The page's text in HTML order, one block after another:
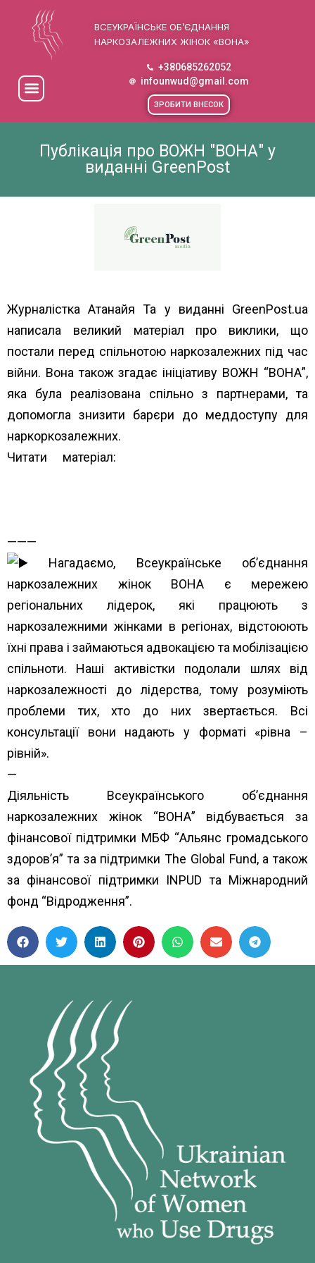
ВСЕУКРАЇНСЬКЕ ОБ’ЄДНАННЯ
НАРКОЗАЛЕЖНИХ ЖІНОК «ВОНА»
+380685262052
infounwud@gmail.com
ЗРОБИТИ ВНЕСОК
Публікація про ВОЖН "ВОНА" у
виданні GreenPost
Журналістка Атанайя Та у виданні GreenPost.ua
написала великий матеріал про виклики, що
постали перед спільнотою наркозалежних під час
війни. Вона також згадає ініціативу ВОЖН “ВОНА”,
яка була реалізована спільно з партнерами, та
допомогла знизити барєри до меддоступу для
наркоркозалежних.
Читати матеріал:
———
Нагадаємо, Всеукраїнське об’єднання
наркозалежних жінок ВОНА є мережею
регіональних лідерок, які працюють з
наркозалежними жінками в регіонах, відстоюють
їхні права і займаються адвокацією та мобілізацією
спільноти. Наші активістки подолали шлях від
наркозалежності до лідерства, тому розуміють
проблеми тих, хто до них звертається. Всі
консультації вони надають у форматі «рівна –
рівній».
—
Діяльність Всеукраїнського об’єднання
наркозалежних жінок “ВОНА” відбувається за
фінансової підтримки МБФ “Альянс громадського
здоров’я”та за підтримки The Global Fund, а також
за фінансової підтримки INPUD та Міжнародний
фонд “Відродження”.